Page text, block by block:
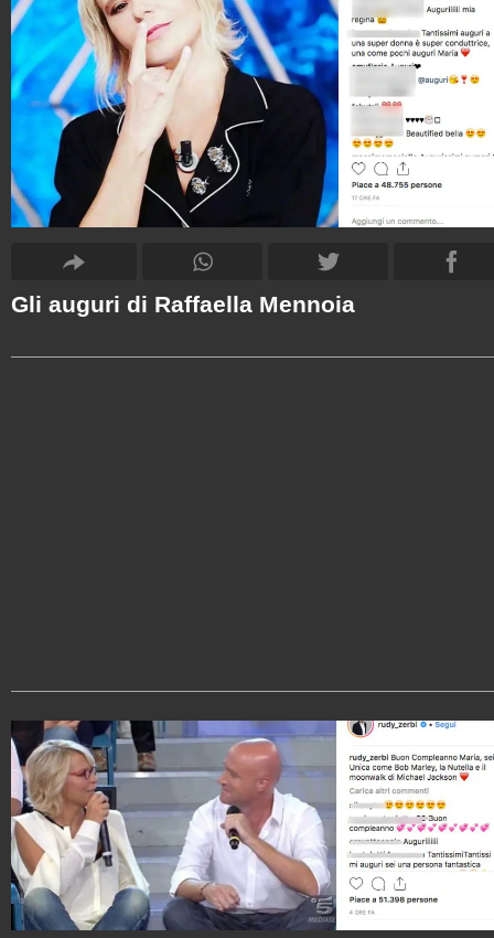
Gli auguri di Raffaella Mennoia